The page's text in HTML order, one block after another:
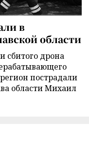
в
области
сбитого дрона
пострадали
области Михаил